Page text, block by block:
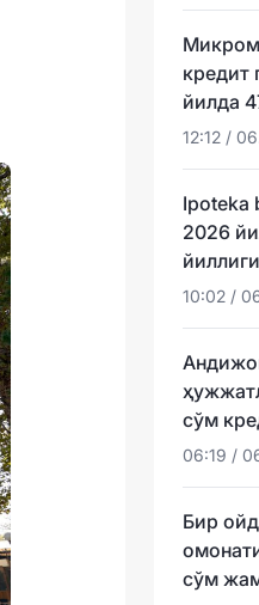
кредит
йилда
эса
12:12 /
Ipoteka
2026
10:02 /
сўм
06:19 /
Бир
сўм